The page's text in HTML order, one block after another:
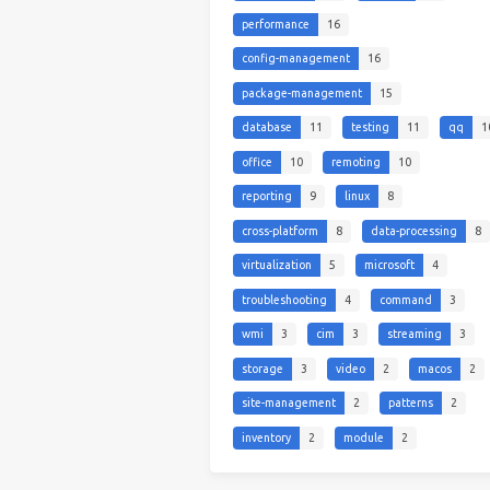
performance 16
config-management 16
package-management 15
database 11 testing 11 qq
office 10 remoting 10
reporting 9 linux 8
cross-platform 8 data-processing 8
virtualization 5 microsoft 4
troubleshooting 4 command 3
wmi 3 cim 3 streaming 3
storage 3 video 2 macos 2
site-management 2 patterns 2
inventory 2 module 2